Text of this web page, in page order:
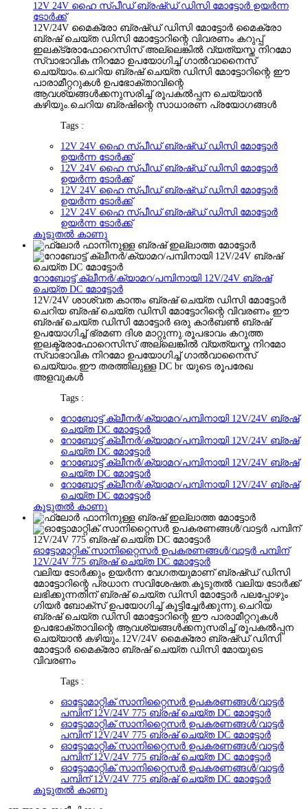
12V 24V ഹൈ സ്പീഡ് ബ്രഷ്ഡ് ഡിസി മോട്ടോർ ഉയർന്ന
ടോർക്ക്
12V/24V മൈക്രോ ബ്രഷ്ഡ് ഡിസി മോട്ടോർ മൈക്രോ
ബ്രഷ് ചെയ്ത ഡിസി മോട്ടോറിന്റെ വിവരണം കറുപ്പ്
ഇലക്‌ട്രോഫോറെസിസ് അല്ലെങ്കിൽ വ്യത്യസ്ത നിറമോ
സ്വാഭാവിക നിറമോ ഉപയോഗിച്ച് ഗാൽവാനൈസ്
ചെയ്യാം.ചെറിയ ബ്രഷ് ചെയ്ത ഡിസി മോട്ടോറിന്റെ ഈ
പാരാമീറ്ററുകൾ ഉപഭോക്താവിന്റെ
ആവശ്യങ്ങൾക്കനുസരിച്ച് രൂപകൽപ്പന ചെയ്യാൻ
കഴിയും.ചെറിയ ബ്രഷിന്റെ സാധാരണ പ്രയോഗങ്ങൾ
Tags :
12V 24V ഹൈ സ്പീഡ് ബ്രഷ്ഡ് ഡിസി മോട്ടോർ
ഉയർന്ന ടോർക്ക്
12V 24V ഹൈ സ്പീഡ് ബ്രഷ്ഡ് ഡിസി മോട്ടോർ
ഉയർന്ന ടോർക്ക്
12V 24V ഹൈ സ്പീഡ് ബ്രഷ്ഡ് ഡിസി മോട്ടോർ
ഉയർന്ന ടോർക്ക്
12V 24V ഹൈ സ്പീഡ് ബ്രഷ്ഡ് ഡിസി മോട്ടോർ
ഉയർന്ന ടോർക്ക്
കൂടുതൽ കാണു
റോബോട്ട് ക്ലീനർ/ക്യാമറ/പമ്പിനായി 12V/24V ബ്രഷ്
ചെയ്ത DC മോട്ടോർ
12V/24V ശാശ്വത കാന്തം ബ്രഷ് ചെയ്ത ഡിസി മോട്ടോർ
ചെറിയ ബ്രഷ് ചെയ്ത ഡിസി മോട്ടോറിന്റെ വിവരണം ഈ
ബ്രഷ് ചെയ്ത ഡിസി മോട്ടോർ ഒരു കാർബൺ ബ്രഷ്
ഉപയോഗിച്ച് ഭ്രമണ ദിശ മാറ്റുന്നു.രൂപഭാവം കറുത്ത
ഇലക്ട്രോഫോറെസിസ് അല്ലെങ്കിൽ വ്യത്യസ്ത നിറമോ
സ്വാഭാവിക നിറമോ ഉപയോഗിച്ച് ഗാൽവാനൈസ്
ചെയ്യാം.ഈ തരത്തിലുള്ള DC br യുടെ രൂപരേഖ
അളവുകൾ
Tags :
റോബോട്ട് ക്ലീനർ/ക്യാമറ/പമ്പിനായി 12V/24V ബ്രഷ്
ചെയ്ത DC മോട്ടോർ
റോബോട്ട് ക്ലീനർ/ക്യാമറ/പമ്പിനായി 12V/24V ബ്രഷ്
ചെയ്ത DC മോട്ടോർ
റോബോട്ട് ക്ലീനർ/ക്യാമറ/പമ്പിനായി 12V/24V ബ്രഷ്
ചെയ്ത DC മോട്ടോർ
റോബോട്ട് ക്ലീനർ/ക്യാമറ/പമ്പിനായി 12V/24V ബ്രഷ്
ചെയ്ത DC മോട്ടോർ
കൂടുതൽ കാണു
ഓട്ടോമാറ്റിക് സാനിറ്റൈസർ ഉപകരണങ്ങൾ/വാട്ടർ പമ്പിന്
12V/24V 775 ബ്രഷ് ചെയ്ത DC മോട്ടോർ
വലിയ ടോർക്കും ഉയർന്ന വേഗതയുമാണ് ബ്രഷ്ഡ് ഡിസി
മോട്ടോറിന്റെ പ്രധാന സവിശേഷത.കൂടുതൽ വലിയ ടോർക്ക്
ലഭിക്കുന്നതിന് ബ്രഷ് ചെയ്ത ഡിസി മോട്ടോർ പലപ്പോഴും
ഗിയർ ബോക്‌സ് ഉപയോഗിച്ച് കൂട്ടിച്ചേർക്കുന്നു.ചെറിയ
ബ്രഷ് ചെയ്ത ഡിസി മോട്ടോറിന്റെ ഈ പാരാമീറ്ററുകൾ
ഉപഭോക്താവിന്റെ ആവശ്യങ്ങൾക്കനുസരിച്ച് രൂപകൽപ്പന
ചെയ്യാൻ കഴിയും.12V/24V മൈക്രോ ബ്രഷ്ഡ് ഡിസി
മോട്ടോർ മൈക്രോ ബ്രഷ് ചെയ്ത ഡിസി മോയുടെ
വിവരണം
Tags :
ഓട്ടോമാറ്റിക് സാനിറ്റൈസർ ഉപകരണങ്ങൾ/വാട്ടർ
പമ്പിന് 12V/24V 775 ബ്രഷ് ചെയ്ത DC മോട്ടോർ
ഓട്ടോമാറ്റിക് സാനിറ്റൈസർ ഉപകരണങ്ങൾ/വാട്ടർ
പമ്പിന് 12V/24V 775 ബ്രഷ് ചെയ്ത DC മോട്ടോർ
ഓട്ടോമാറ്റിക് സാനിറ്റൈസർ ഉപകരണങ്ങൾ/വാട്ടർ
പമ്പിന് 12V/24V 775 ബ്രഷ് ചെയ്ത DC മോട്ടോർ
ഓട്ടോമാറ്റിക് സാനിറ്റൈസർ ഉപകരണങ്ങൾ/വാട്ടർ
പമ്പിന് 12V/24V 775 ബ്രഷ് ചെയ്ത DC മോട്ടോർ
കൂടുതൽ കാണു